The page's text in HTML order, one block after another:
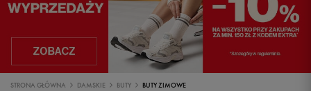
STRONA GŁÓWNA DAMSKIE BUTY BUTY ZIMOWE